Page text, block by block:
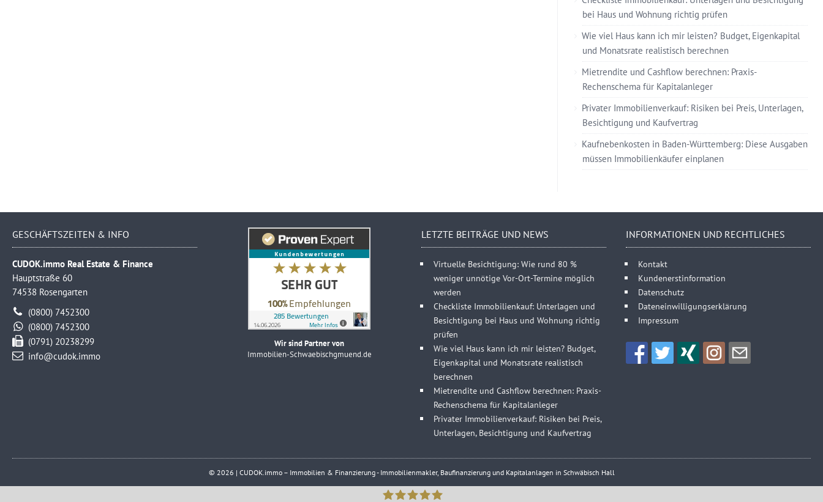
bei Haus und Wohnung richtig prüfen
Wie viel Haus kann ich mir leisten? Budget, Eigenkapital
und Monatsrate realistisch berechnen
Mietrendite und Cashflow berechnen: Praxis-
Rechenschema für Kapitalanleger
Privater Immobilienverkauf: Risiken bei Preis, Unterlagen,
Besichtigung und Kaufvertrag
Kaufnebenkosten in Baden-Württemberg: Diese Ausgaben
müssen Immobilienkäufer einplanen
GESCHÄFTSZEITEN & INFO
CUDOK.immo Real Estate & Finance
Hauptstraße 60
74538 Rosengarten
(0800) 7452300
(0800) 7452300
(0791) 20238299
info@cudok.immo
Wir sind Partner von
Immobilien-Schwaebischgmuend.de
LETZTE BEITRÄGE UND NEWS
Virtuelle Besichtigung: Wie rund 80 %
weniger unnötige Vor-Ort-Termine möglich
werden
Checkliste Immobilienkauf: Unterlagen und
Besichtigung bei Haus und Wohnung richtig
prüfen
Wie viel Haus kann ich mir leisten? Budget,
Eigenkapital und Monatsrate realistisch
berechnen
Mietrendite und Cashflow berechnen: Praxis-
Rechenschema für Kapitalanleger
Privater Immobilienverkauf: Risiken bei Preis,
Unterlagen, Besichtigung und Kaufvertrag
INFORMATIONEN UND RECHTLICHES
Kontakt
Kundenerstinformation
Datenschutz
Dateneinwilligungserklärung
Impressum
© 2026 | CUDOK.immo – Immobilien & Finanzierung - Immobilienmakler, Baufinanzierung und Kapitalanlagen in Schwäbisch Hall